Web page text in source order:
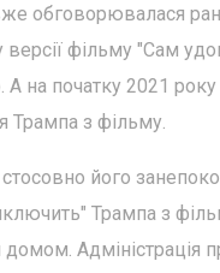
обговорювалася
фільму "Сам
на початку 2021
Трампа з фільму.
його
Трампа з
Адміністрація